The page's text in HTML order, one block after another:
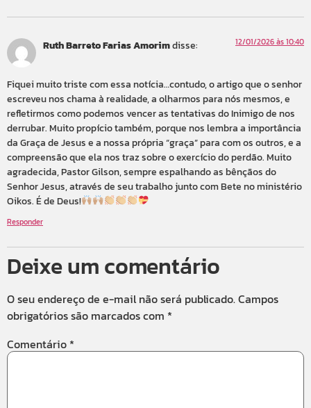
Ruth Barreto Farias Amorimdisse: 12/01/2026 às 10:40
Fiquei muito triste com essa notícia…contudo, o artigo que o senhor
escreveu nos chama à realidade, a olharmos para nós mesmos, e
refletirmos como podemos vencer as tentativas do Inimigo de nos
derrubar. Muito propício também, porque nos lembra a importância
da Graça de Jesus e a nossa própria “graça” para com os outros, e a
compreensão que ela nos traz sobre o exercício do perdão. Muito
agradecida, Pastor Gilson, sempre espalhando as bênçãos do
Senhor Jesus, através de seu trabalho junto com Bete no ministério
Oikos. É de Deus!
Responder
Deixe um comentário
O seu endereço de e-mail não será publicado.Campos
obrigatórios são marcados com *
Comentário *